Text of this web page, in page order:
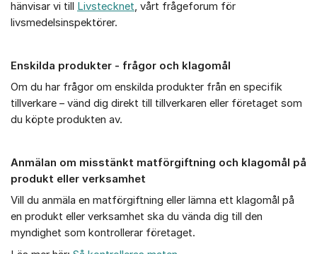
hänvisar vi till Livstecknet, vårt frågeforum för
livsmedelsinspektörer.
Enskilda produkter - frågor och klagomål
Om du har frågor om enskilda produkter från en specifik
tillverkare – vänd dig direkt till tillverkaren eller företaget som
du köpte produkten av.
Anmälan om misstänkt matförgiftning och klagomål på
produkt eller verksamhet
Vill du anmäla en matförgiftning eller lämna ett klagomål på
en produkt eller verksamhet ska du vända dig till den
myndighet som kontrollerar företaget.